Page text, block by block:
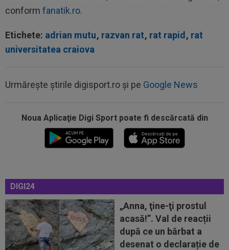
conform fanatik.ro.
Etichete: adrian mutu, razvan rat, rat rapid, rat
universitatea craiova
Urmărește știrile digisport.ro și pe Google News
Noua Aplicaţie Digi Sport poate fi descărcată din
DIGI24
„Anna, ţine-ţi prostul
acasă!”. Val de reacții
după ce un bărbat a
desenat o declarație de
07:47
Denis Drăguș, tras pe "linie moartă". A fost
anunțat transferul unui super...
07:17 EXCLUSIV
Victor Pițurcă, reacție tranșantă
după afirmațiile lui MM Stoica